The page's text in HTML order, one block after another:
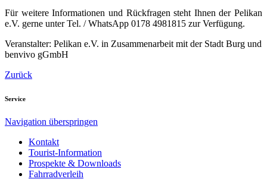
Für weitere Informationen und Rückfragen steht Ihnen der Pelikan
e.V. gerne unter Tel. / WhatsApp 0178 4981815 zur Verfügung.
Veranstalter: Pelikan e.V. in Zusammenarbeit mit der Stadt Burg und
benvivo gGmbH
Zurück
Service
Navigation überspringen
Kontakt
Tourist-Information
Prospekte & Downloads
Fahrradverleih